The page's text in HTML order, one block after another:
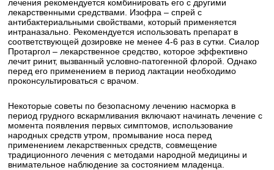
лечения рекомендуется комбинировать его с другими
лекарственными средствами. Изофра – спрей с
антибактериальными свойствами, который применяется
интраназально. Рекомендуется использовать препарат в
соответствующей дозировке не менее 4-6 раз в сутки. Сиалор
Протаргол – лекарственное средство, которое эффективно
лечит ринит, вызванный условно-патогенной флорой. Однако
перед его применением в период лактации необходимо
проконсультироваться с врачом.
Некоторые советы по безопасному лечению насморка в
период грудного вскармливания включают начинать лечение с
момента появления первых симптомов, использование
народных средств утром, промывание носа перед
применением лекарственных средств, совмещение
традиционного лечения с методами народной медицины и
внимательное наблюдение за состоянием младенца.